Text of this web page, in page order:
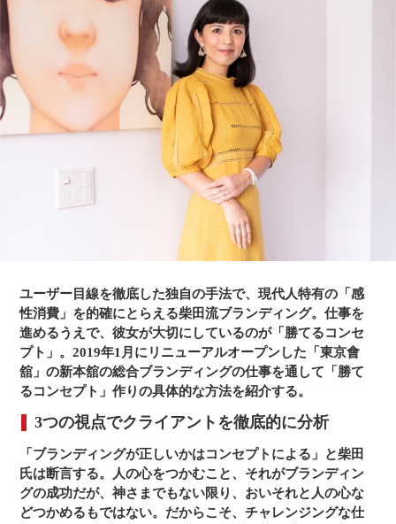
ース、パレスホテル東京 7料飲施設プロデュース、2019年東
京會舘 3代目新本舘総合ブランディングに携わる。また、都内
にて飲食店を直営店として経営。「自分が本当に納得のでき
る、ものづくりがしたい」という思いから、理想の洋服作り
をはじめ、2013年秋「BORDERS at BALCONY」を立ち上げ
ユーザー目線を徹底した独自の手法で、現代人特有の「感
性消費」を的確にとらえる柴田流ブランディング。仕事を
進めるうえで、彼女が大切にしているのが「勝てるコンセ
プト」。2019年1月にリニューアルオープンした「東京會
舘」の新本舘の総合ブランディングの仕事を通して「勝て
るコンセプト」作りの具体的な方法を紹介する。
3つの視点でクライアントを徹底的に分析
「ブランディングが正しいかはコンセプトによる」と柴田
氏は断言する。人の心をつかむこと、それがブランディン
グの成功だが、神さまでもない限り、おいそれと人の心な
どつかめるもではない。だからこそ、チャレンジングな仕